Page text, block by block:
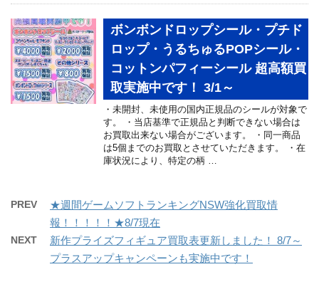
ボンボンドロップシール・プチド
ロップ・うるちゅるPOPシール・
コットンパフィーシール 超高額買
取実施中です！ 3/1～
・未開封、未使用の国内正規品のシールが対象で
す。 ・当店基準で正規品と判断できない場合は
お買取出来ない場合がございます。 ・同一商品
は5個までのお買取とさせていただきます。 ・在
庫状況により、特定の柄 …
PREV
★週間ゲームソフトランキングNSW強化買取情
報！！！！！★8/7現在
NEXT
新作プライズフィギュア買取表更新しました！ 8/7～
プラスアップキャンペーンも実施中です！